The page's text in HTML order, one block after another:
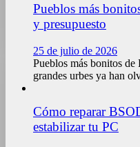
Pueblos más
y presupuesto
25 de julio de 2026
Pueblos más bonitos de
grandes urbes ya han
Cómo reparar
estabilizar tu PC